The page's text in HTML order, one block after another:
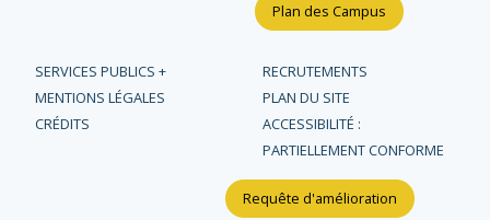
Plan des Campus
SERVICES PUBLICS +
RECRUTEMENTS
MENTIONS LÉGALES
PLAN DU SITE
CRÉDITS
ACCESSIBILITÉ :
PARTIELLEMENT CONFORME
Requête d'amélioration